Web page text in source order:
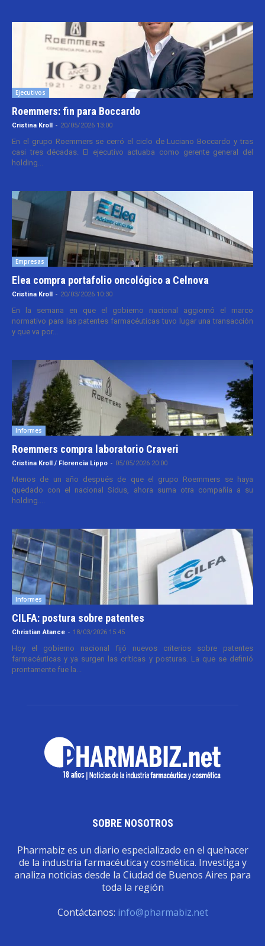
Ejecutivos
Roemmers: fin para Boccardo
Cristina Kroll - 20/05/2026 13:00
En el grupo Roemmers se cerró el ciclo de Luciano Boccardo y tras
casi tres décadas. El ejecutivo actuaba como gerente general del
holding...
Empresas
Elea compra portafolio oncológico a Celnova
Cristina Kroll - 20/03/2026 10:30
En la semana en que el gobierno nacional aggiornó el marco
normativo para las patentes farmacéuticas tuvo lugar una transacción
y que va por...
Informes
Roemmers compra laboratorio Craveri
Cristina Kroll / Florencia Lippo - 05/05/2026 20:00
Menos de un año después de que el grupo Roemmers se haya
quedado con el nacional Sidus, ahora suma otra compañía a su
holding....
Informes
CILFA: postura sobre patentes
Christian Atance - 18/03/2026 15:45
Hoy el gobierno nacional fijó nuevos criterios sobre patentes
farmacéuticas y ya surgen las críticas y posturas. La que se definió
prontamente fue la...
SOBRE NOSOTROS
Pharmabiz es un diario especializado en el quehacer
de la industria farmacéutica y cosmética. Investiga y
analiza noticias desde la Ciudad de Buenos Aires para
toda la región
Contáctanos: info@pharmabiz.net